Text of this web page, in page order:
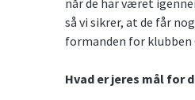
så vi sikrer, at de får
formanden for klubben
Hvad er jeres mål for